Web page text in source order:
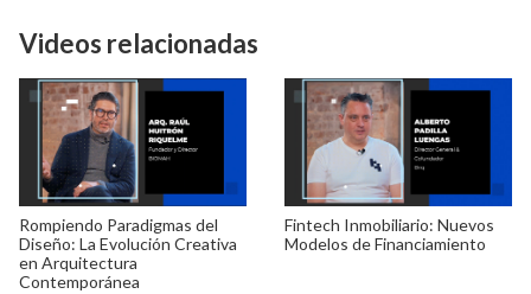
Videos relacionadas
Rompiendo Paradigmas del
Diseño: La Evolución Creativa
en Arquitectura
Contemporánea
Fintech Inmobiliario: Nuevos
Modelos de Financiamiento